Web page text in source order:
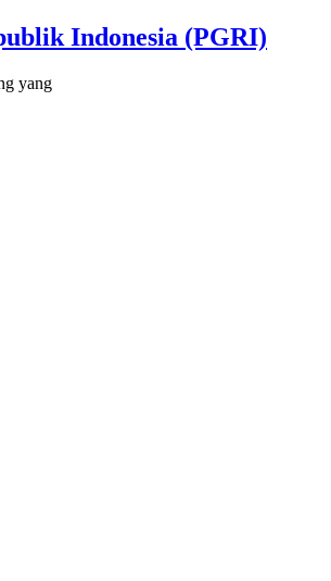
Indonesia (PGRI)
yang